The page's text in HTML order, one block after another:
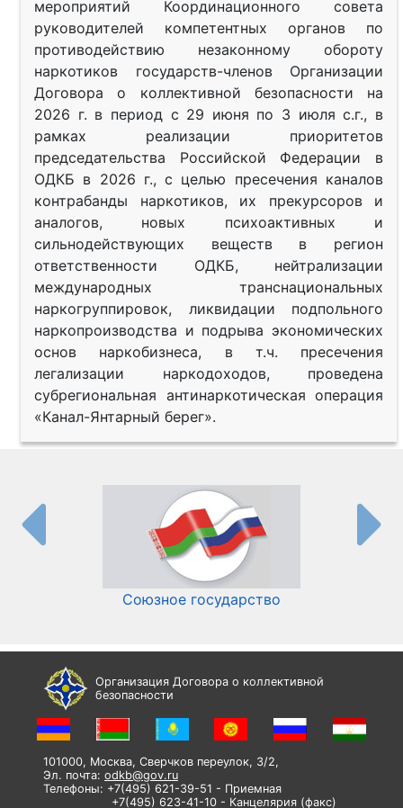
мероприятий Координационного совета
руководителей компетентных органов по
противодействию незаконному обороту
наркотиков государств-членов Организации
Договора о коллективной безопасности на
2026 г. в период с 29 июня по 3 июля с.г., в
рамках реализации приоритетов
председательства Российской Федерации в
ОДКБ в 2026 г., с целью пресечения каналов
контрабанды наркотиков, их прекурсоров и
аналогов, новых психоактивных и
сильнодействующих веществ в регион
ответственности ОДКБ, нейтрализации
международных транснациональных
наркогруппировок, ликвидации подпольного
наркопроизводства и подрыва экономических
основ наркобизнеса, в т.ч. пресечения
легализации наркодоходов, проведена
субрегиональная антинаркотическая операция
«Канал-Янтарный берег».
Союзное государство
Организация Договора о коллективной
безопасности
101000, Москва, Сверчков переулок, 3/2,
Эл. почта: odkb@gov.ru
Телефоны: +7(495) 621-39-51 - Приемная
+7(495) 623-41-10 - Канцелярия (факс)